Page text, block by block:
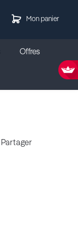
Mon panier
Offres
Partager